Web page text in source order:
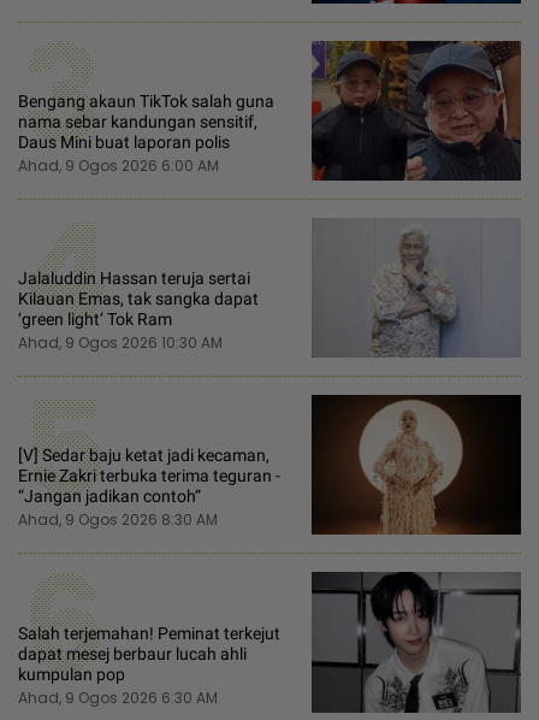
3
Bengang akaun TikTok salah guna
nama sebar kandungan sensitif,
Daus Mini buat laporan polis
Ahad, 9 Ogos 2026 6:00 AM
4
Jalaluddin Hassan teruja sertai
Kilauan Emas, tak sangka dapat
‘green light’ Tok Ram
Ahad, 9 Ogos 2026 10:30 AM
5
[V] Sedar baju ketat jadi kecaman,
Ernie Zakri terbuka terima teguran -
“Jangan jadikan contoh“
Ahad, 9 Ogos 2026 8:30 AM
6
Salah terjemahan! Peminat terkejut
dapat mesej berbaur lucah ahli
kumpulan pop
Ahad, 9 Ogos 2026 6:30 AM